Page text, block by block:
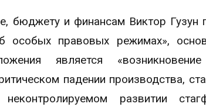
бюджету и финансам Виктор Гузун
особых правовых режимах»,
является
падении производства,
развитии